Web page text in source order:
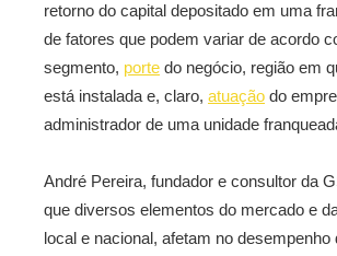
retorno do capital depositado em uma
de fatores que podem variar de acordo
segmento, porte do negócio, região em
está instalada e, claro, atuação do
administrador de uma unidade
André Pereira, fundador e consultor da
que diversos elementos do mercado e
local e nacional, afetam no desempenho